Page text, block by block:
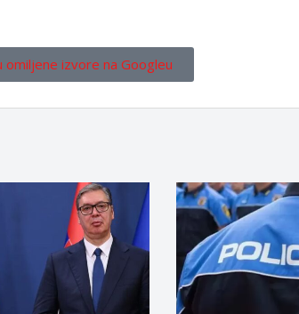
omiljene izvore na Googleu